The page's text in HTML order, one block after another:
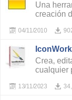
Una
creación
04/11/2010
Crea,
cualquier
13/11/2023